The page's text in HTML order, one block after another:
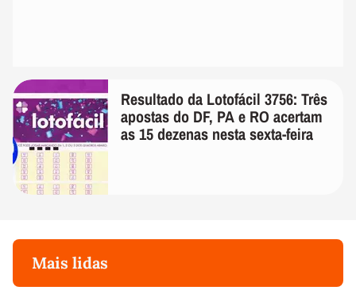
Resultado da Lotofácil 3756: Três
apostas do DF, PA e RO acertam
as 15 dezenas nesta sexta-feira
Mais lidas